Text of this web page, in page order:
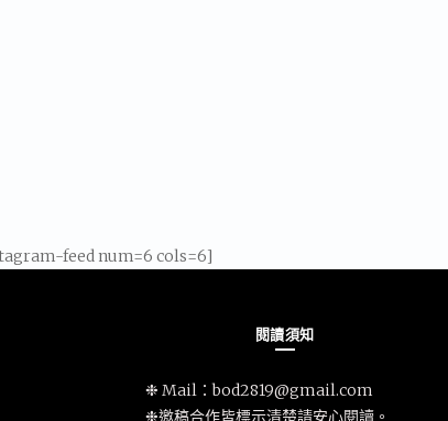
feed num=6 cols=6]
閱讀須知
❉ Mail：bod2819@gmail.com
❉邀稿合作皆標示清楚請安心閱讀。